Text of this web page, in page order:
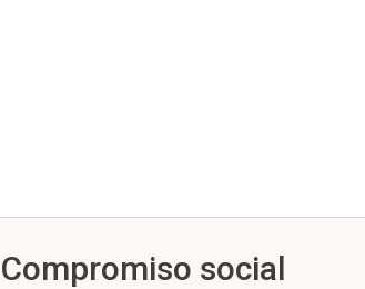
Compromiso social